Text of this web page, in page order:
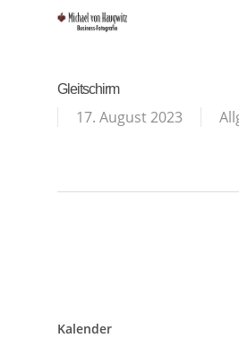
Gleitschirm
17. August 2023
Kalender